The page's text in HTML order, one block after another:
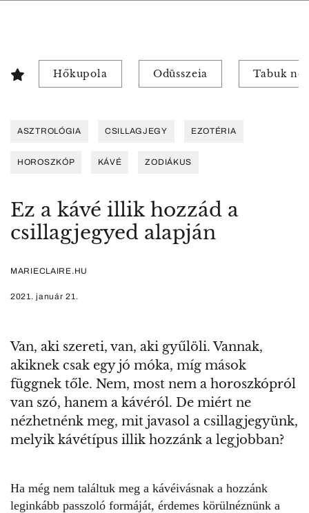
Hőkupola Odüsszeia Tabuk
ASZTROLÓGIA CSILLAGJEGY EZOTÉRIA
HOROSZKÓP KÁVÉ ZODIÁKUS
Ez a kávé illik hozzád a
csillagjegyed alapján
MARIECLAIRE.HU
2021. január 21.
Van, aki szereti, van, aki gyűlöli. Vannak,
akiknek csak egy jó móka, míg mások
függnek tőle. Nem, most nem a horoszkópról
van szó, hanem a kávéról. De miért ne
nézhetnénk meg, mit javasol a csillagjegyünk,
melyik kávétípus illik hozzánk a legjobban?
Ha még nem találtuk meg a kávéivásnak a hozzánk
leginkább passzoló formáját, érdemes körülnéznünk a